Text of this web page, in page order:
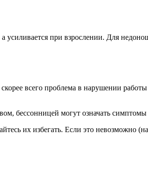
усиливается при взрослении. Для
всего проблема в нарушении
бессонницей могут означать
их избегать. Если это невозможно